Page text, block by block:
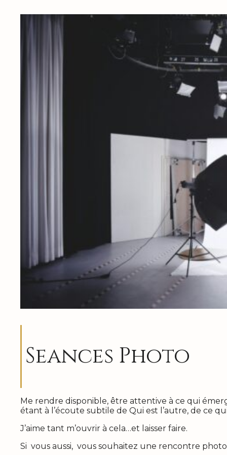
Seances Photo
Me rendre disponible, être attentive à ce qui
étant à l’écoute subtile de Qui est l’autre, de ce
J’aime tant m’ouvrir à cela…et laisser faire.
Si vous aussi, vous souhaitez une rencontre